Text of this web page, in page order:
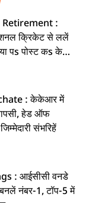
Retirement :
क्रिकेट से ललें
पs पोस्ट कs के
: केकेआर में
हेड ऑफ
संभरिहें
: आईसीसी वनडे
नंबर-1, टॉप-5 में